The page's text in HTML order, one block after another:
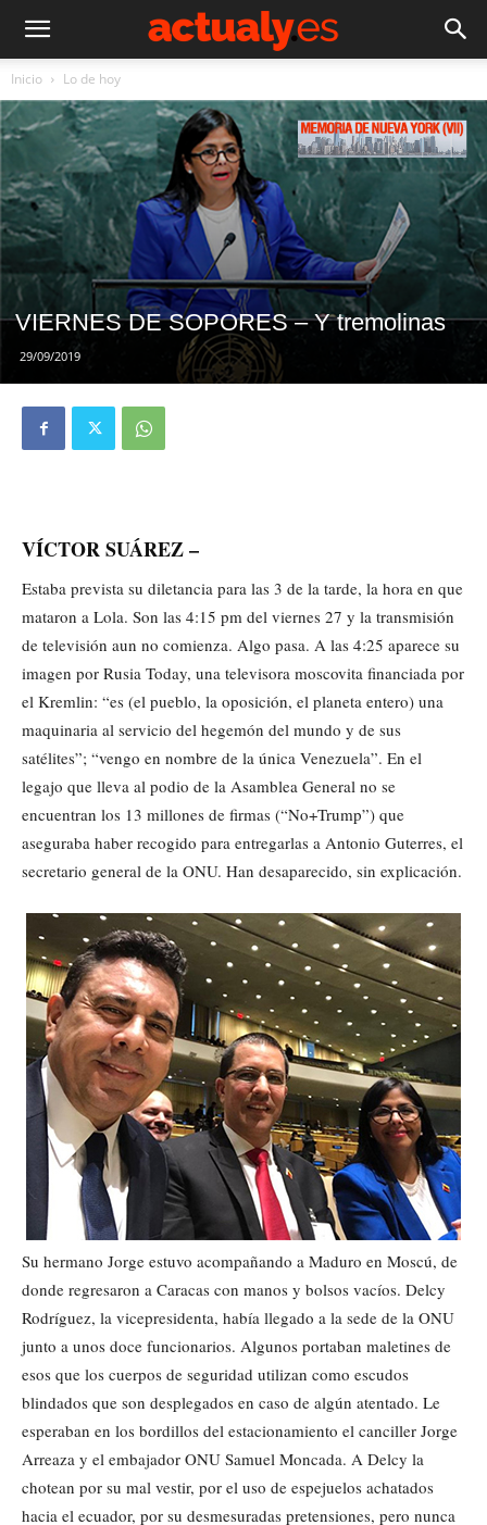
Inicio Lo de hoy
VIERNES DE SOPORES – Y tremolinas
29/09/2019
VÍCTOR SUÁREZ –
Estaba prevista su diletancia para las 3 de la tarde, la hora en que
mataron a Lola. Son las 4:15 pm del viernes 27 y la transmisión
de televisión aun no comienza. Algo pasa. A las 4:25 aparece su
imagen por Rusia Today, una televisora moscovita financiada por
el Kremlin: “es (el pueblo, la oposición, el planeta entero) una
maquinaria al servicio del hegemón del mundo y de sus
satélites”; “vengo en nombre de la única Venezuela”. En el
legajo que lleva al podio de la Asamblea General no se
encuentran los 13 millones de firmas (“No+Trump”) que
aseguraba haber recogido para entregarlas a Antonio Guterres, el
secretario general de la ONU. Han desaparecido, sin explicación.
Su hermano Jorge estuvo acompañando a Maduro en Moscú, de
donde regresaron a Caracas con manos y bolsos vacíos. Delcy
Rodríguez, la vicepresidenta, había llegado a la sede de la ONU
junto a unos doce funcionarios. Algunos portaban maletines de
esos que los cuerpos de seguridad utilizan como escudos
blindados que son desplegados en caso de algún atentado. Le
esperaban en los bordillos del estacionamiento el canciller Jorge
Arreaza y el embajador ONU Samuel Moncada. A Delcy la
chotean por su mal vestir, por el uso de espejuelos achatados
hacia el ecuador, por su desmesuradas pretensiones, pero nunca